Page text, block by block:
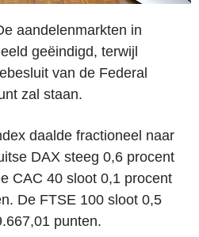
aandelenmarkten in
geëindigd, terwijl
van de Federal
zal staan.
daalde fractioneel naar
DAX steeg 0,6 procent
CAC 40 sloot 0,1 procent
De FTSE 100 sloot 0,5
punten.